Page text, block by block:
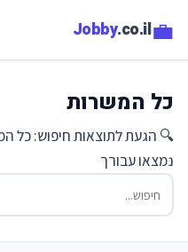
💼
Jobby.co.il
כל המשרות
נמצאו עבורך